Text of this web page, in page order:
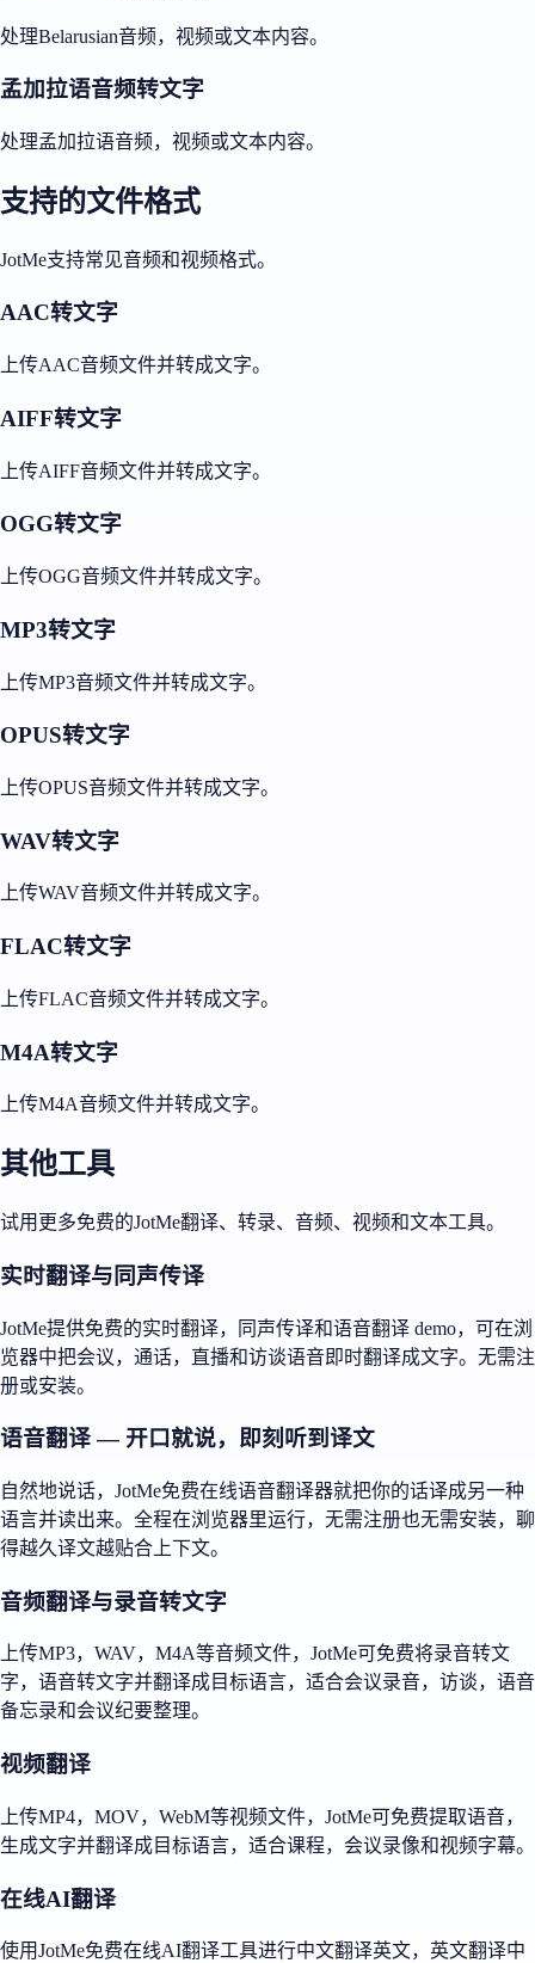
处理Belarusian音频，视频或文本内容。
孟加拉语音频转文字
处理孟加拉语音频，视频或文本内容。
支持的文件格式
JotMe支持常见音频和视频格式。
AAC转文字
上传AAC音频文件并转成文字。
AIFF转文字
上传AIFF音频文件并转成文字。
OGG转文字
上传OGG音频文件并转成文字。
MP3转文字
上传MP3音频文件并转成文字。
OPUS转文字
上传OPUS音频文件并转成文字。
WAV转文字
上传WAV音频文件并转成文字。
FLAC转文字
上传FLAC音频文件并转成文字。
M4A转文字
上传M4A音频文件并转成文字。
其他工具
试用更多免费的JotMe翻译、转录、音频、视频和文本工具。
实时翻译与同声传译
JotMe提供免费的实时翻译，同声传译和语音翻译 demo，可在浏
览器中把会议，通话，直播和访谈语音即时翻译成文字。无需注
册或安装。
语音翻译 — 开口就说，即刻听到译文
自然地说话，JotMe免费在线语音翻译器就把你的话译成另一种
语言并读出来。全程在浏览器里运行，无需注册也无需安装，聊
得越久译文越贴合上下文。
音频翻译与录音转文字
上传MP3，WAV，M4A等音频文件，JotMe可免费将录音转文
字，语音转文字并翻译成目标语言，适合会议录音，访谈，语音
备忘录和会议纪要整理。
视频翻译
上传MP4，MOV，WebM等视频文件，JotMe可免费提取语音，
生成文字并翻译成目标语言，适合课程，会议录像和视频字幕。
在线AI翻译
使用JotMe免费在线AI翻译工具进行中文翻译英文，英文翻译中